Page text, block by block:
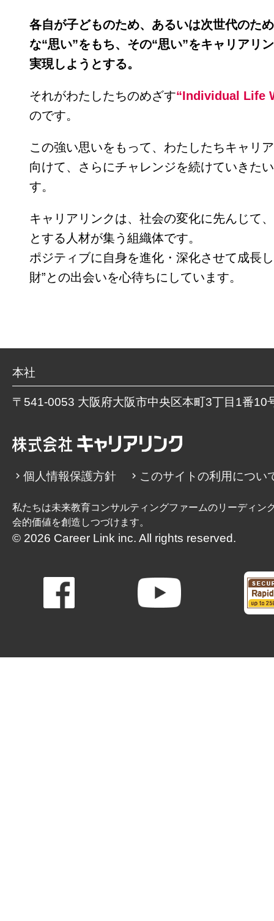
各自が子どものため、あるいは次世代のた
な“思い”をもち、その“思い”をキャリアリ
実現しようとする。
それがわたしたちのめざす“Individual Life
のです。
この強い思いをもって、わたしたちキャリ
向けて、さらにチャレンジを続けていきた
す。
キャリアリンクは、社会の変化に先んじて
とする人材が集う組織体です。
ポジティブに自身を進化・深化させて成長
財”との出会いを心待ちにしています。
本社
〒541-0053 大阪府大阪市中央区本町3丁目1番10
個人情報保護方針 このサイトの利用につい
私たちは未来教育コンサルティングファームのリーディン
会的価値を創造しつづけます。
© 2026 Career Link inc. All rights reserved.